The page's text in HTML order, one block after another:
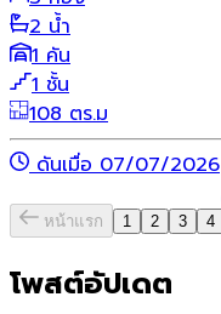
2 น้ำ
1 คัน
1 ชั้น
108 ตร.ม
ดันเมื่อ 07/07/2026
หน้าแรก 1 2 3 4
โพสต์อัปเดต